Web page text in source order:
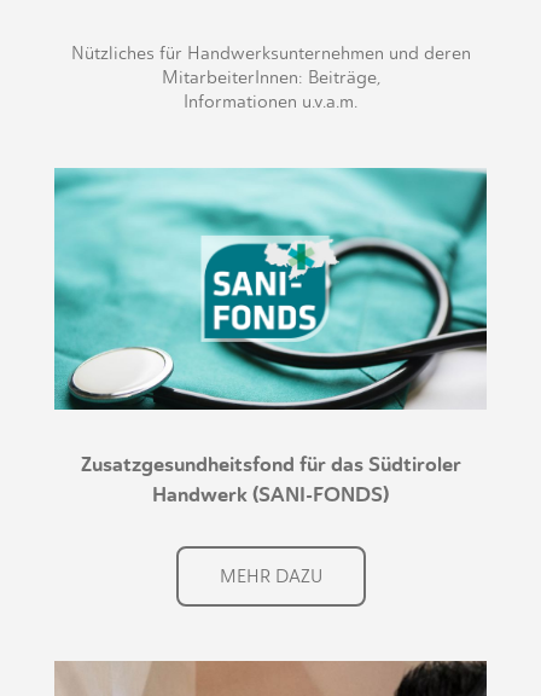
Nützliches für Handwerksunternehmen und deren
MitarbeiterInnen: Beiträge,
Informationen u.v.a.m.
Zusatzgesundheitsfond für das Südtiroler
Handwerk (SANI-FONDS)
MEHR DAZU